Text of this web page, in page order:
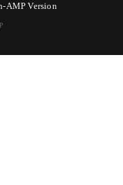
AMP Version